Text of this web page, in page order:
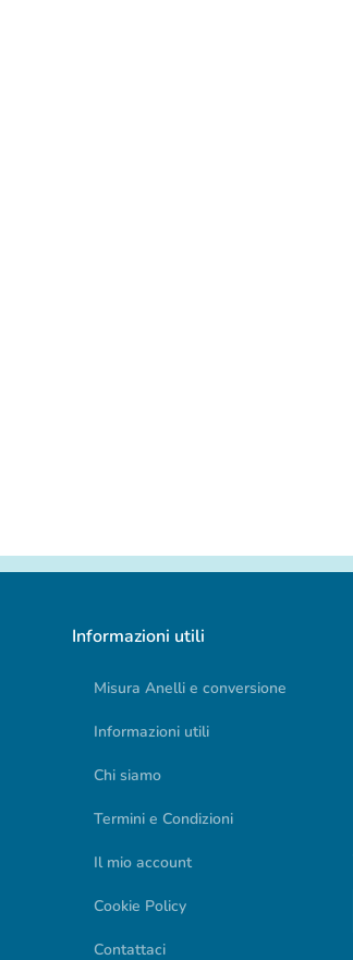
Informazioni utili
Misura Anelli e conversione
Informazioni utili
Chi siamo
Termini e Condizioni
Il mio account
Cookie Policy
Contattaci